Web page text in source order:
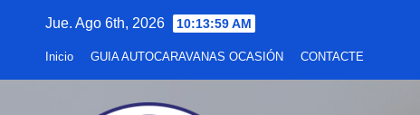
Jue. Ago 6th, 2026 10:14:01 AM
Inicio GUIA AUTOCARAVANAS OCASIÓN CONTACTE